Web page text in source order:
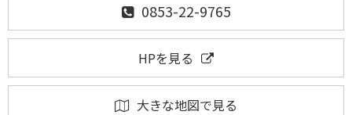
0853-22-9765
HPを見る
大きな地図で見る